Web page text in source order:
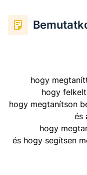
hogy
hogy
hogy megtanítson
és
hogy
és hogy segítsen